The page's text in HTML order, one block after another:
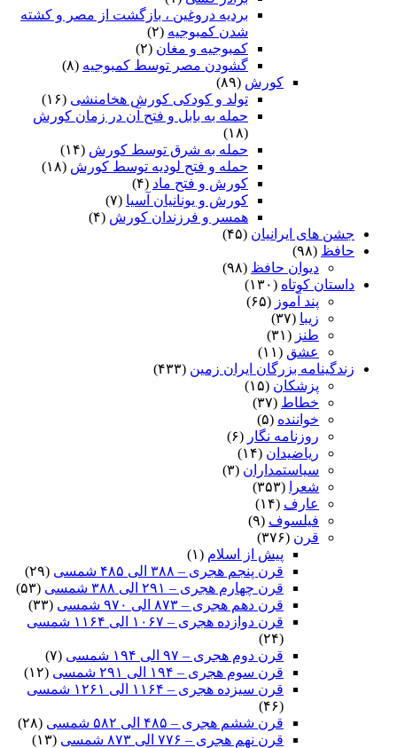
بردیه دروغین ، بازگشت از مصر و کشته
شدن کمبوجیه (۲)
کمبوجیه و مغان (۲)
گشودن مصر توسط کمبوجیه (۸)
کورش (۸۹)
تولد و کودکی کورش هخامنشی (۱۶)
حمله به بابل و فتح آن در زمان کورش
(۱۸)
حمله به شرق توسط کورش (۱۴)
حمله و فتح لودیه توسط کورش (۱۸)
کورش و فتح ماد (۴)
کورش و یونانیان آسیا (۷)
همسر و فرزندان کورش (۴)
جشن های ایرانیان (۴۵)
حافظ (۹۸)
دیوان حافظ (۹۸)
داستان کوتاه (۱۳۰)
پند آموز (۶۵)
زیبا (۳۷)
طنز (۳۱)
عشق (۱۱)
زندگینامه بزرگان ایران زمین (۴۳۳)
پزشکان (۱۵)
خطاط (۳۷)
خواننده (۵)
روزنامه نگار (۶)
ریاضیدان (۱۴)
سیاستمداران (۳)
شعرا
(۳۵۳)
عارف (۱۴)
فیلسوف (۹)
قرن (۳۷۶)
پیش از اسلام (۱)
قرن پنجم هجری – ۳۸۸ الی ۴۸۵ شمسی
(۲۹)
قرن چهارم هجری – ۲۹۱ الی ۳۸۸ شمسی
(۵۳)
قرن دهم هجری – ۸۷۳ الی ۹۷۰ شمسی
(۳۳)
قرن دوازده هجری – ۱۰۶۷ الی ۱۱۶۴ شمسی
(۲۴)
قرن دوم هجری – ۹۷ الی ۱۹۴ شمسی
(۷)
قرن سوم هجری – ۱۹۴ الی ۲۹۱ شمسی
(۱۲)
قرن سیزده هجری – ۱۱۶۴ الی ۱۲۶۱ شمسی
(۴۶)
قرن ششم هجری – ۴۸۵ الی ۵۸۲ شمسی
(۲۸)
قرن نهم هجری – ۷۷۶ الی ۸۷۳ شمسی
(۱۳)